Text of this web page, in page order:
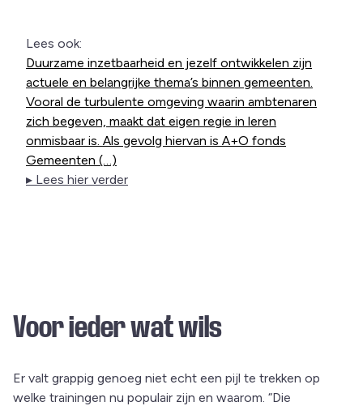
Lees ook:
Duurzame inzetbaarheid en jezelf ontwikkelen zijn
actuele en belangrijke thema’s binnen gemeenten.
Vooral de turbulente omgeving waarin ambtenaren
zich begeven, maakt dat eigen regie in leren
onmisbaar is. Als gevolg hiervan is A+O fonds
Gemeenten (…)
▸ Lees hier verder
Voor ieder wat wils
Er valt grappig genoeg niet echt een pijl te trekken op
welke trainingen nu populair zijn en waarom. “Die